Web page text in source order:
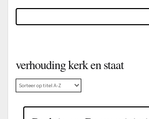
verhouding kerk en staat